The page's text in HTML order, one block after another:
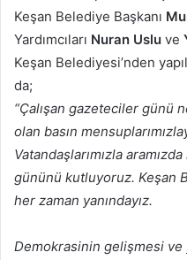
Keşan Belediye Başkanı
Yardımcıları Nuran Uslu ve
Keşan Belediyesi’nden
da;
“Çalışan gazeteciler günü
olan basın
Vatandaşlarımızla
gününü kutluyoruz. Keşan
her zaman yanındayız.
Demokrasinin gelişmesi